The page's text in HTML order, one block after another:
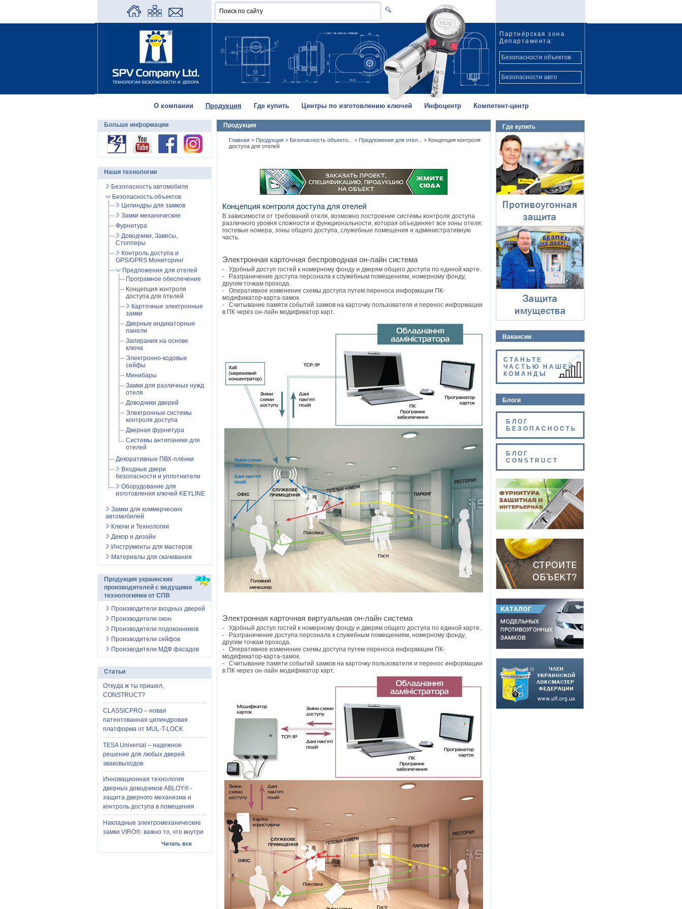
Партнёрская зона
Департамента:
Безопасности объектов
Безопасности авто
О компании Продукция Где купить Центры по изготовлению ключей Инфоцентр Компетент-центр
Продукция
Главная > Продукция > Безопасность объекто... > Предложения для отел... > Концепция контроля
доступа для отелей
Концепция контроля доступа для отелей
В зависимости от требований отеля, возможно построение системы контроля доступа
различного уровня сложности и функциональности, которая объединяет все зоны отеля:
гостевые номера, зоны общего доступа, служебные помещения и административную
часть.
Электронная карточная беспроводная он-лайн система
- Удобный доступ гостей к номерному фонду и дверям общего доступа по единой карте.
- Разграничение доступа персонала к служебным помещениям, номерному фонду,
другим точкам прохода.
- Оперативное изменение схемы доступа путем переноса информации ПК-
модификатор-карта-замок.
- Считывание памяти событий замков на карточку пользователя и перенос информации
в ПК через он-лайн модификатор карт.
Электронная карточная виртуальная он-лайн система
- Удобный доступ гостей к номерному фонду и дверям общего доступа по единой карте.
- Разграничение доступа персонала к служебным помещениям, номерному фонду,
другим точкам прохода.
- Оперативное изменение схемы доступа путем переноса информации ПК-
модификатор-карта-замок.
- Считывание памяти событий замков на карточку пользователя и перенос информации
в ПК через он-лайн модификатор карт.
Где купить
Противоугонная
защита
⇓
Защита имущества
⇓
Вакансии
СТАНЬТЕ
ЧАСТЬЮ НАШЕЙ
КОМАНДЫ
Блоги
БЛОГ
БЕЗОПАСНОСТЬ
БЛОГ
CONSTRUCT
Больше информации
Наши технологии
Безопасность автомобиля
Безопасность объектов
Цилиндры для замков
Замки механические
Фурнитура
Доводчики, Завесы,
Стопперы
Контроль доступа и
GPS/GPRS Мониторинг
Предложения для отелей
Програмное обеспечение
Концепция контроля
доступа для отелей
Карточные электронные
замки
Дверные индикаторные
панели
Запирания на основе
ключа
Электронно-кодовые
сейфы
Минибары
Замки для различных нужд
отеля
Доводчики дверей
Электронные системы
контроля доступа
Дверная фурнитура
Системы антипаники для
отелей
Декоративные ПВХ-плёнки
Входные двери
безопасности и уплотнители
Оборудование для
изготовления ключей KEYLINE
Замки для коммерческих
автомобилей
Ключи и Технологии
Декор и дизайн
Инструменты для мастеров
Материалы для скачивания
Продукция украинских
производителей с ведущими
технологиями от СПВ
Производители входных дверей
Производители окон
Производители подоконников
Производители сейфов
Производители МДФ фасадов
Статьи
Откуда ж ты пришел,
CONSTRUCT?
CLASSICPRO – новая
патентованная цилиндровая
платформа от MUL-T-LOCK
TESA Universal – надежное
решение для любых дверей
эваковыходов
Инновационная технология
дверных доводчиков ABLOY® -
защита дверного механизма и
контроль доступа в помещения
Накладные электромеханические
замки VIRO®: важно то, что внутри
Читать все